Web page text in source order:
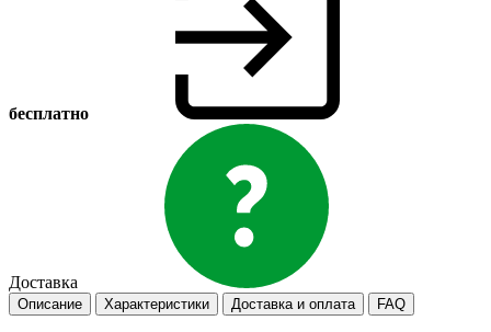
бесплатно
Доставка
Описание Характеристики Доставка и оплата FAQ